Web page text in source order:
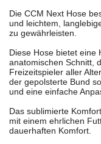
Die CCM Next Hose
und leichtem,
zu gewährleisten.
Diese Hose bietet eine
anatomischen Schnitt,
Freizeitspieler aller
der gepolsterte Bund
und eine einfache
Das sublimierte
mit einem ehrlichen
dauerhaften Komfort.